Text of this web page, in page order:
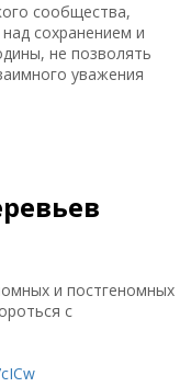
сообщества,
сохранением и
не позволять
уважения
и постгеномных
с